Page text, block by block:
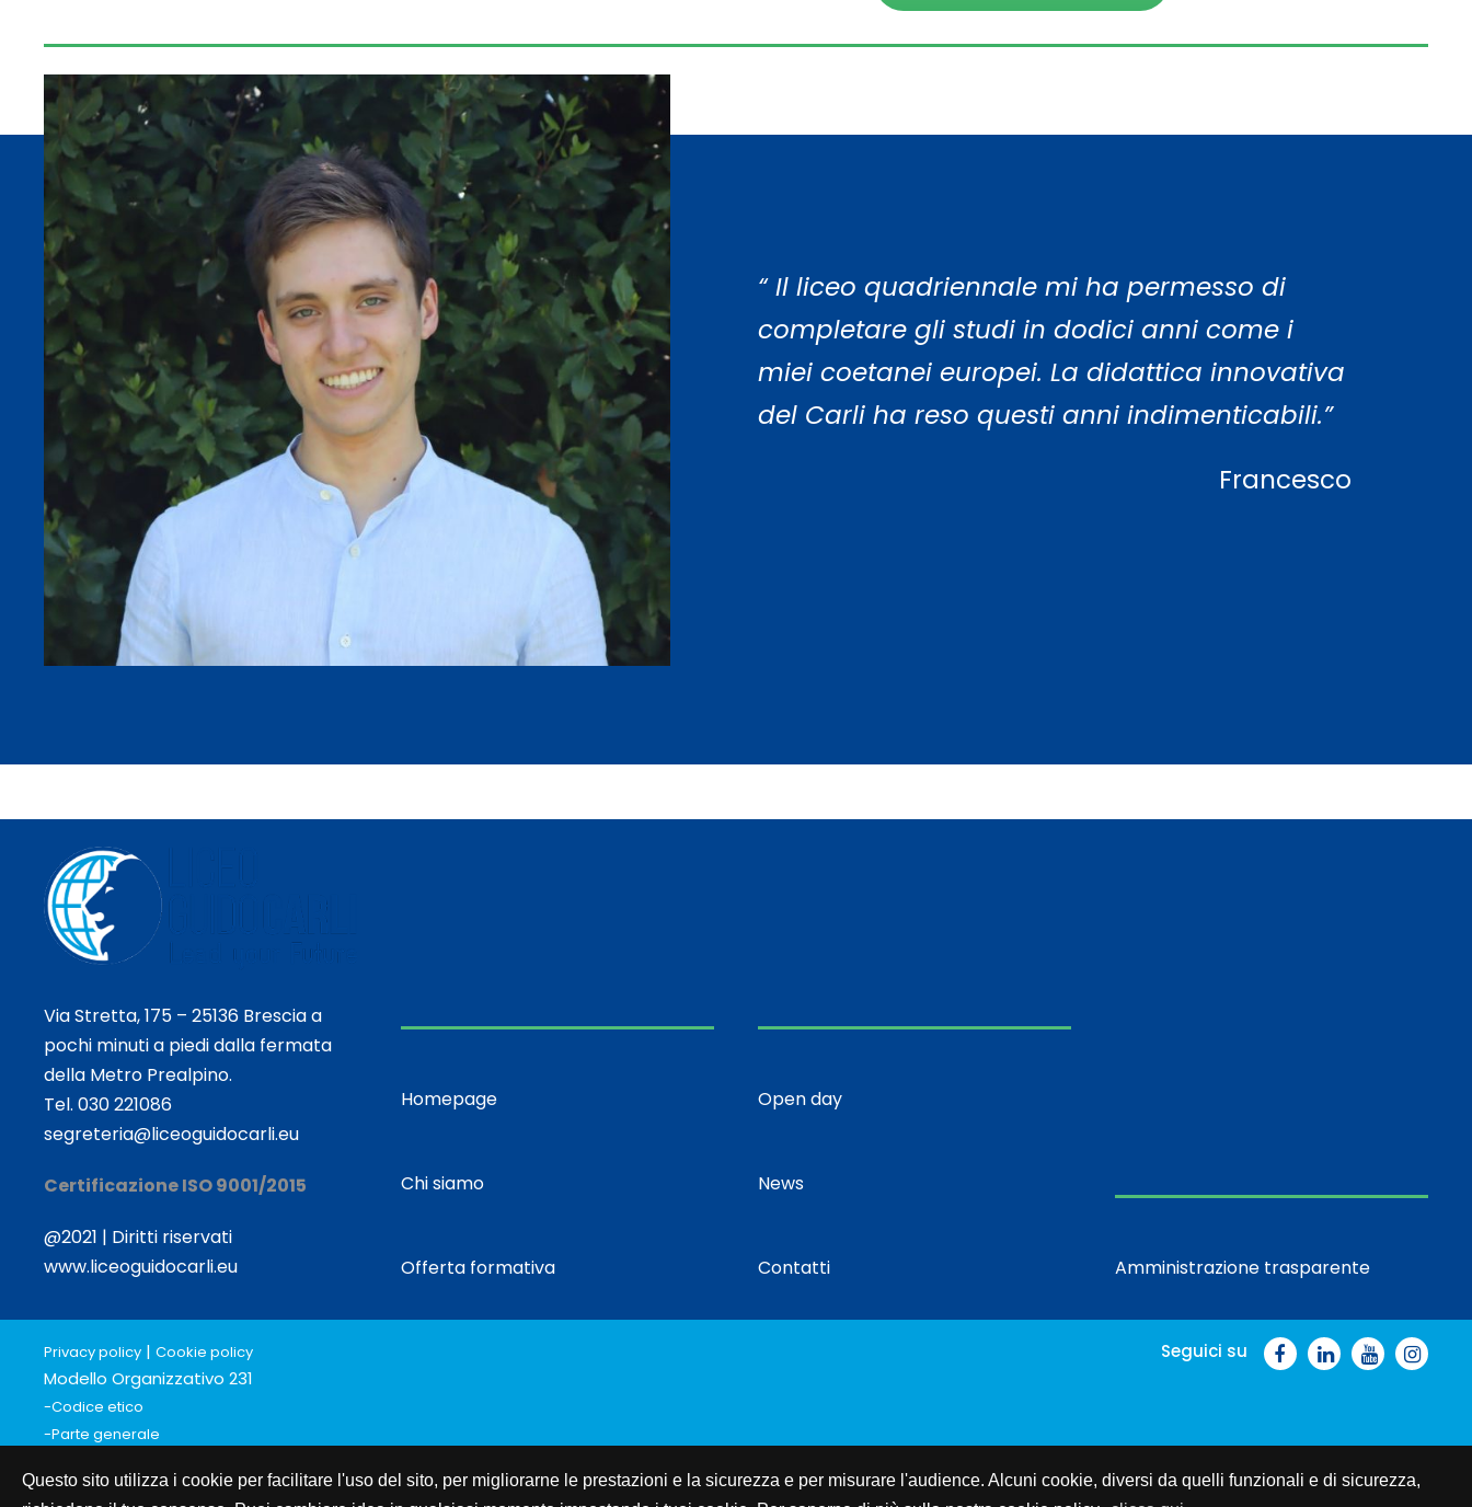
Questo sito utilizza i cookie per facilitare l'uso del sito, per migliorarne le prestazioni e la sicurezza e per misurare l'audience. Alcuni cookie, diversi da quelli funzionali e di sicurezza,
“ Il liceo quadriennale mi ha permesso di
completare gli studi in dodici anni come i
miei coetanei europei. La didattica innovativa
del Carli ha reso questi anni indimenticabili.”
Francesco
Via Stretta, 175 – 25136 Brescia a
pochi minuti a piedi dalla fermata
della Metro Prealpino.
Tel. 030 221086
segreteria@liceoguidocarli.eu
Certificazione ISO 9001/2015
@2021 | Diritti riservati
www.liceoguidocarli.eu
Homepage
Chi siamo
Offerta formativa
Open day
News
Contatti Amministrazione trasparente
Privacy policy | Cookie policy
Modello Organizzativo 231
-Codice etico
-Parte generale
Bilancio Sociale short
Seguici su